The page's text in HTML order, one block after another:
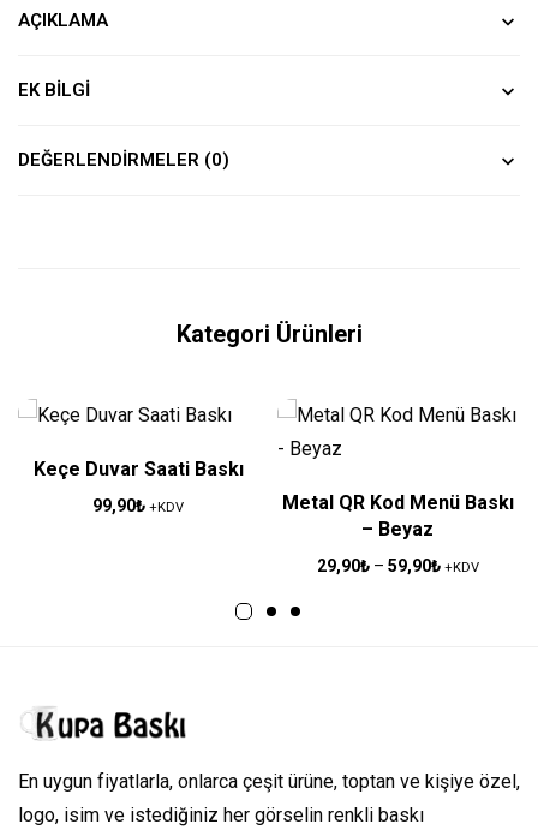
AÇIKLAMA
EK BILGI
DEĞERLENDIRMELER (0)
Kategori Ürünleri
Keçe Duvar Saati Baskı
99,90₺ +KDV
Metal QR Kod Menü Baskı
– Beyaz
29,90₺ – 59,90₺ +KDV
En uygun fiyatlarla, onlarca çeşit ürüne, toptan ve kişiye özel,
logo, isim ve istediğiniz her görselin renkli baskı